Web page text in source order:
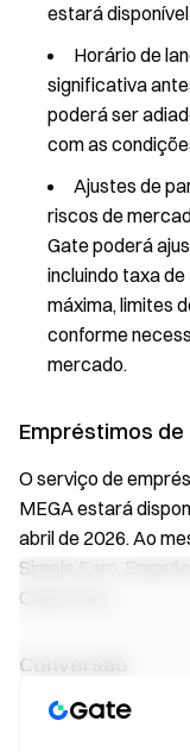
estará
Horário de
significativa
poderá ser
com as
Ajustes de
riscos de
Gate poderá
incluindo taxa
máxima, limites
conforme
mercado.
Empréstimos de
O serviço de
MEGA estará
abril de 2026. Ao
Simple Earn,
Cripto Fixo.
Conversão
O recurso de